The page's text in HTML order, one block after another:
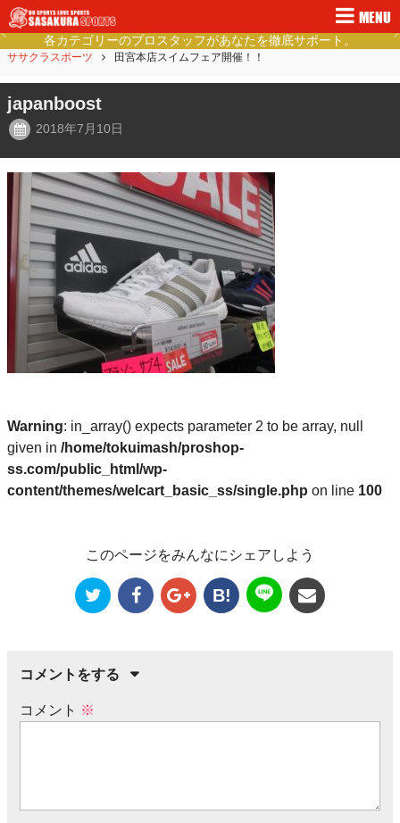
MENU
各カテゴリーのプロスタッフがあなたを徹底サポート。
Previous
ササクラスポーツ 田宮本店スイムフェア開催！！
japanboost
2018年7月10日
Warning: in_array() expects parameter 2 to be array, null
given in /home/tokuimash/proshop-
ss.com/public_html/wp-
content/themes/welcart_basic_ss/single.php on line 100
このページをみんなにシェアしよう
B!
コメントをする
コメント ※